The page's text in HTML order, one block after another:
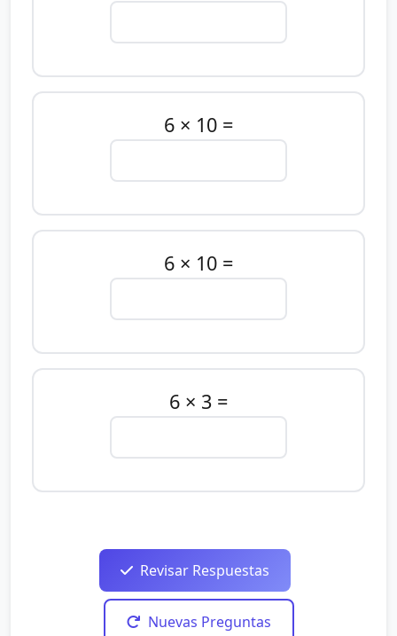
6 × 10 =
6 × 10 =
6 × 3 =
Revisar Respuestas
Nuevas Preguntas